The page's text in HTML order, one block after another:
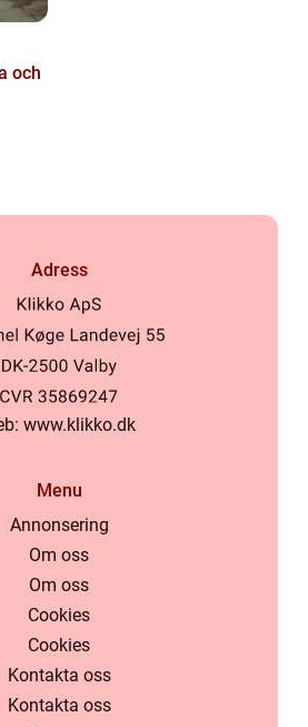
och
Adress
www.klikko.dk
Menu
Annonsering
Om oss
Om oss
Cookies
Cookies
Kontakta oss
Kontakta oss